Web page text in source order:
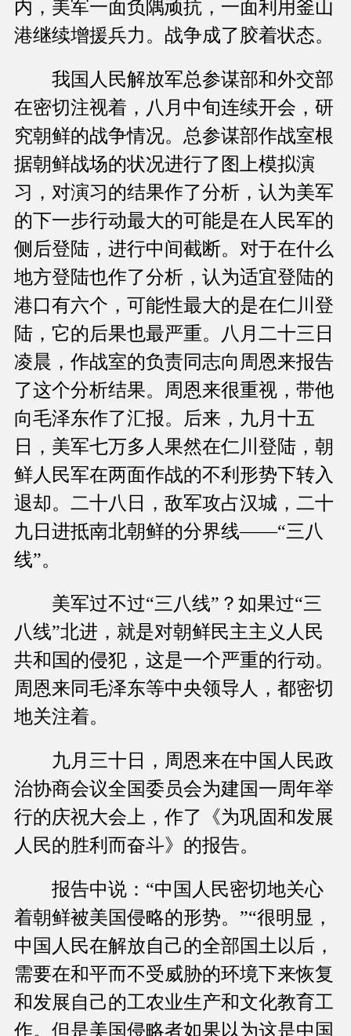
内，美军一面负隅顽抗，一面利用釜山
港继续增援兵力。战争成了胶着状态。
我国人民解放军总参谋部和外交部
在密切注视着，八月中旬连续开会，研
究朝鲜的战争情况。总参谋部作战室根
据朝鲜战场的状况进行了图上模拟演
习，对演习的结果作了分析，认为美军
的下一步行动最大的可能是在人民军的
侧后登陆，进行中间截断。对于在什么
地方登陆也作了分析，认为适宜登陆的
港口有六个，可能性最大的是在仁川登
陆，它的后果也最严重。八月二十三日
凌晨，作战室的负责同志向周恩来报告
了这个分析结果。周恩来很重视，带他
向毛泽东作了汇报。后来，九月十五
日，美军七万多人果然在仁川登陆，朝
鲜人民军在两面作战的不利形势下转入
退却。二十八日，敌军攻占汉城，二十
九日进抵南北朝鲜的分界线——“三八
线”。
美军过不过“三八线”？如果过“三
八线”北进，就是对朝鲜民主主义人民
共和国的侵犯，这是一个严重的行动。
周恩来同毛泽东等中央领导人，都密切
地关注着。
九月三十日，周恩来在中国人民政
治协商会议全国委员会为建国一周年举
行的庆祝大会上，作了《为巩固和发展
人民的胜利而奋斗》的报告。
报告中说：“中国人民密切地关心
着朝鲜被美国侵略的形势。”“很明显，
中国人民在解放自己的全部国土以后，
需要在和平而不受威胁的环境下来恢复
和发展自己的工农业生产和文化教育工
作。但是美国侵略者如果以为这是中国